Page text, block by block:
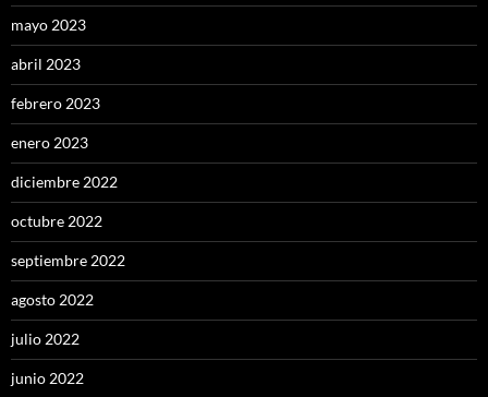
mayo 2023
abril 2023
febrero 2023
enero 2023
diciembre 2022
octubre 2022
septiembre 2022
agosto 2022
julio 2022
junio 2022